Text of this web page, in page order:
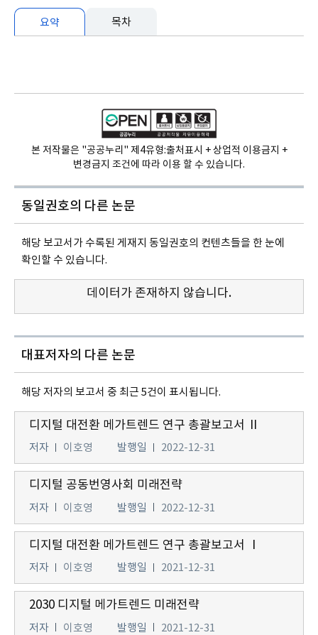
요약 목차
본 저작물은 "공공누리" 제4유형:출처표시 + 상업적 이용금지 +
변경금지 조건에 따라 이용 할 수 있습니다.
동일권호의 다른 논문
해당 보고서가 수록된 게재지 동일권호의 컨텐츠들을 한 눈에
확인할 수 있습니다.
데이터가 존재하지 않습니다.
대표저자의 다른 논문
해당 저자의 보고서 중 최근 5건이 표시됩니다.
디지털 대전환 메가트렌드 연구 총괄보고서 Ⅱ
저자 이호영 발행일 2022-12-31
디지털 공동번영사회 미래전략
저자 이호영 발행일 2022-12-31
디지털 대전환 메가트렌드 연구 총괄보고서 Ⅰ
저자 이호영 발행일 2021-12-31
2030 디지털 메가트렌드 미래전략
저자 이호영 발행일 2021-12-31